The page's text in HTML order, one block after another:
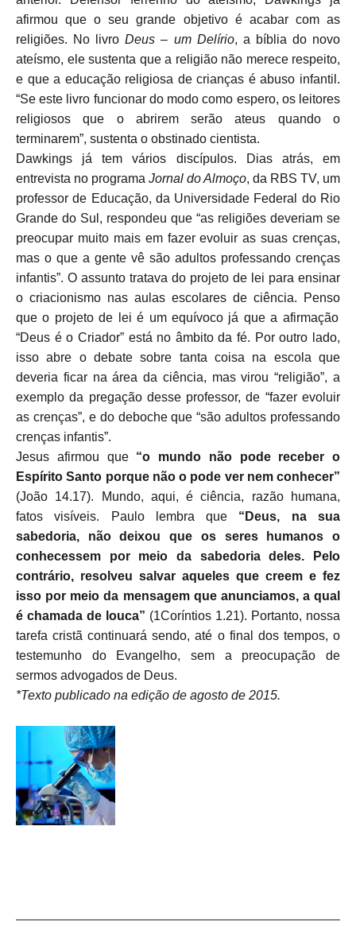
afirmou que o seu grande objetivo é acabar com as
religiões. No livroDeus – um Delírio, a bíblia do novo
ateísmo, ele sustenta que a religião não merece respeito,
e que a educação religiosa de crianças é abuso infantil.
“Se este livro funcionar do modo como espero, os leitores
religiosos que o abrirem serão ateus quando o
terminarem”, sustenta o obstinado cientista.
Dawkings já tem vários discípulos. Dias atrás, em
entrevista no programa Jornal do Almoço, da RBS TV, um
professor de Educação, da Universidade Federal do Rio
Grande do Sul, respondeu que “as religiões deveriam se
preocupar muito mais em fazer evoluir as suas crenças,
mas o que a gente vê são adultos professando crenças
infantis”. O assunto tratava do projeto de lei para ensinar
o criacionismo nas aulas escolares de ciência. Penso
que o projeto de lei é um equívoco já que a afirmação
“Deus é o Criador” está no âmbito da fé. Por outro lado,
isso abre o debate sobre tanta coisa na escola que
deveria ficar na área da ciência, mas virou “religião”, a
exemplo da pregação desse professor, de “fazer evoluir
as crenças”, e do deboche que “são adultos professando
crenças infantis”.
Jesus afirmou que “o mundo não pode receber o
Espírito Santo porque não o pode ver nem conhecer”
(João 14.17). Mundo, aqui, é ciência, razão humana,
fatos visíveis. Paulo lembra que “Deus, na sua
sabedoria, não deixou que os seres humanos o
conhecessem por meio da sabedoria deles. Pelo
contrário, resolveu salvar aqueles que creem e fez
isso por meio da mensagem que anunciamos, a qual
é chamada de louca” (1Coríntios 1.21). Portanto, nossa
tarefa cristã continuará sendo, até o final dos tempos, o
testemunho do Evangelho, sem a preocupação de
sermos advogados de Deus.
*Texto publicado na edição de agosto de 2015.